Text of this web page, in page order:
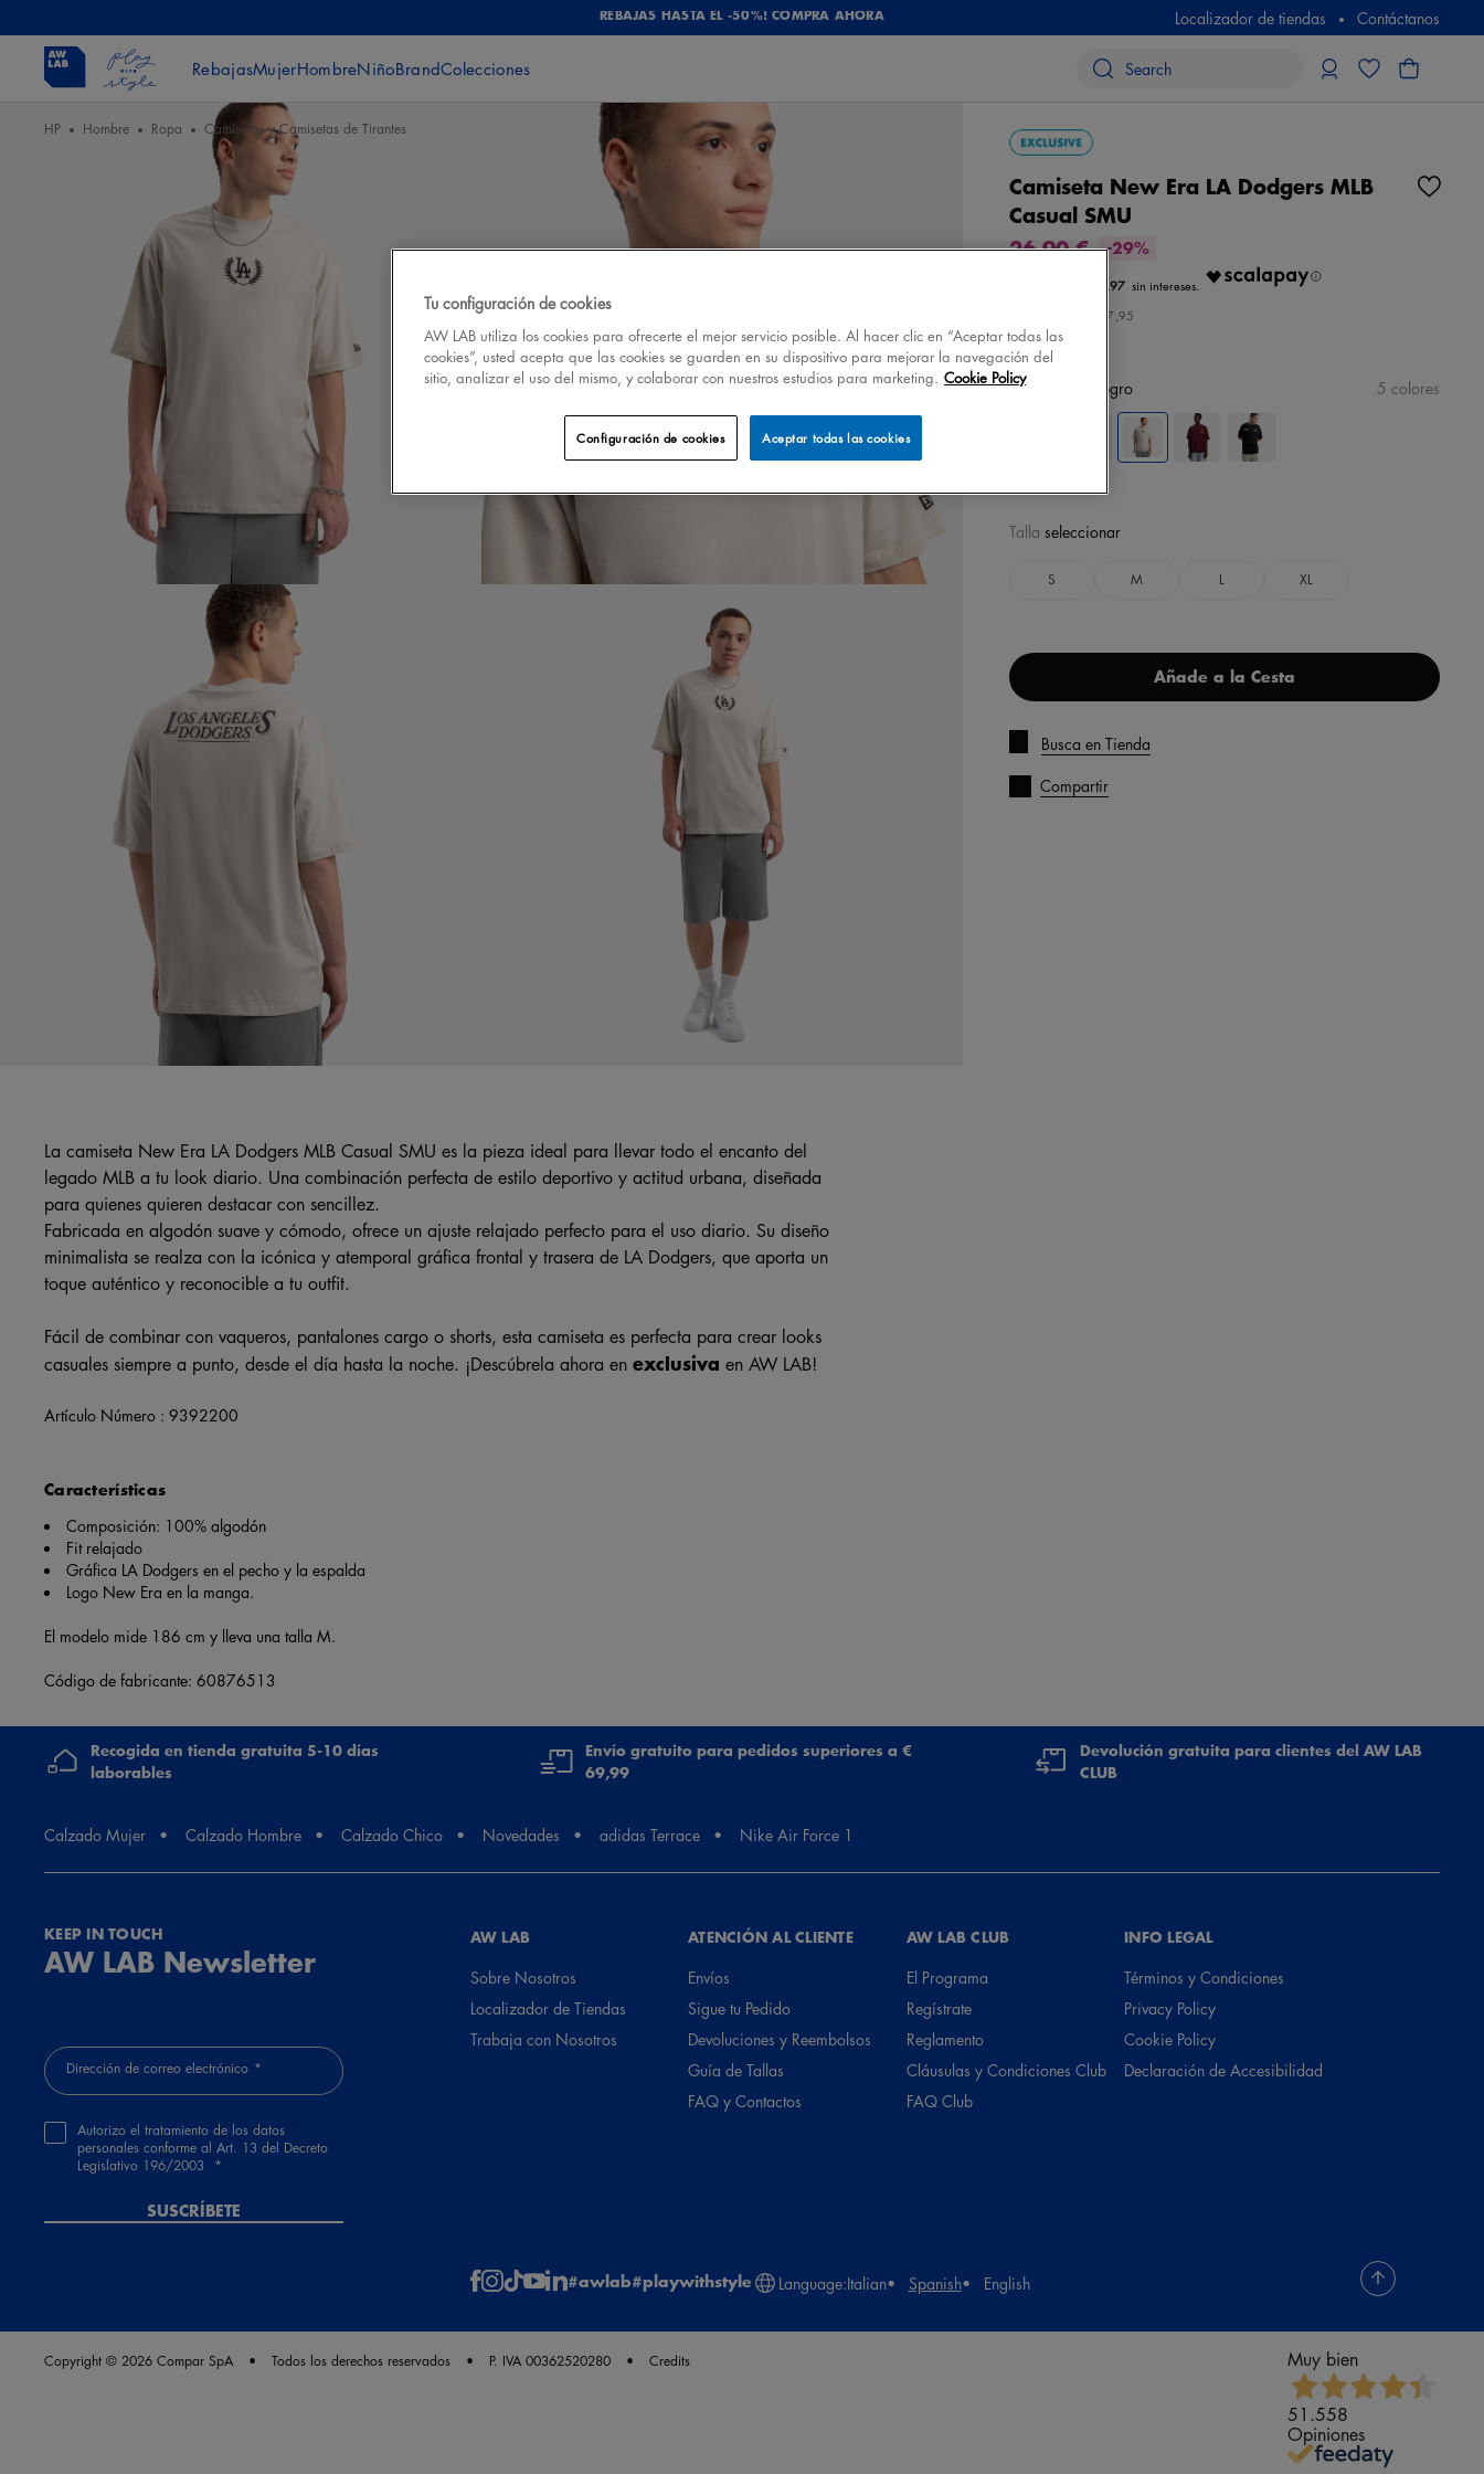
REBAJAS HASTA EL -50%! COMPRA AHORA Localizador de tiendas Contáctanos
RebajasMujerHombreNiñoBrandColecciones
HP Hombre Ropa Camisetas y Camisetas de Tirantes
La camiseta New Era LA Dodgers MLB Casual SMU es la pieza ideal para llevar todo el encanto del
legado MLB a tu look diario. Una combinación perfecta de estilo deportivo y actitud urbana, diseñada
para quienes quieren destacar con sencillez.
Fabricada en algodón suave y cómodo, ofrece un ajuste relajado perfecto para el uso diario. Su diseño
minimalista se realza con la icónica y atemporal gráfica frontal y trasera de LA Dodgers, que aporta un
toque auténtico y reconocible a tu outfit.
Fácil de combinar con vaqueros, pantalones cargo o shorts, esta camiseta es perfecta para crear looks
casuales siempre a punto, desde el día hasta la noche. ¡Descúbrela ahora en exclusiva en AW LAB!
Artículo Número : 9392200
Características
Composición: 100% algodón
Fit relajado
Gráfica LA Dodgers en el pecho y la espalda
Logo New Era en la manga.
El modelo mide 186 cm y lleva una talla M.
Código de fabricante: 60876513
Camiseta New Era LA Dodgers MLB
Casual SMU
26,90 €
-29%
€ 8.97
€ 37,95
color beige/negro 5 colores
Talla seleccionar
S M L XL
Añade a la Cesta
Busca en Tienda
Compartir
Recogida en tienda gratuita 5-10 días
laborables
Envío gratuito para pedidos superiores a €
69,99
Devolución gratuita para clientes del AW LAB
CLUB
Calzado Mujer Calzado Hombre Calzado Chico Novedades adidas Terrace Nike Air Force 1
KEEP IN TOUCH
AW LAB Newsletter
Dirección de correo electrónico
Autorizo el tratamiento de los datos
personales conforme al Art. 13 del Decreto
Legislativo 196/2003
SUSCRÍBETE
AW LAB
Sobre Nosotros
Localizador de Tiendas
Trabaja con Nosotros
ATENCIÓN AL CLIENTE
Envíos
Sigue tu Pedido
Devoluciones y Reembolsos
Guía de Tallas
FAQ y Contactos
AW LAB CLUB
El Programa
Regístrate
Reglamento
Cláusulas y Condiciones Club
FAQ Club
INFO LEGAL
Términos y Condiciones
Privacy Policy
Cookie Policy
Declaración de Accesibilidad
#awlab#playwithstyle Language:Italian Spanish English
Copyright © 2026 Compar SpA Todos los derechos reservados P. IVA 00362520280 Credits Muy bien
51.558
Opiniones
Tu configuración de cookies
AW LAB utiliza los cookies para ofrecerte el mejor servicio posible. Al hacer clic en “Aceptar todas las
cookies”, usted acepta que las cookies se guarden en su dispositivo para mejorar la navegación del
sitio, analizar el uso del mismo, y colaborar con nuestros estudios para marketing. Cookie Policy
Aceptar todas las cookies
Configuración de cookies